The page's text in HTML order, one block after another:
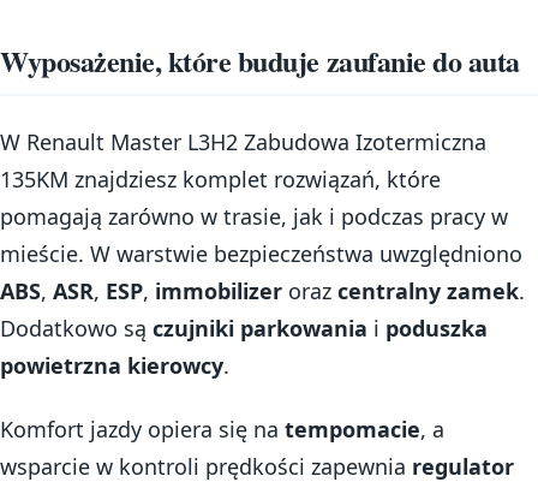
Wyposażenie, które buduje zaufanie do auta
W Renault Master L3H2 Zabudowa Izotermiczna
135KM znajdziesz komplet rozwiązań, które
pomagają zarówno w trasie, jak i podczas pracy w
mieście. W warstwie bezpieczeństwa uwzględniono
ABS, ASR, ESP, immobilizer oraz centralny zamek.
Dodatkowo są czujniki parkowania i poduszka
powietrzna kierowcy.
Komfort jazdy opiera się na tempomacie, a
wsparcie w kontroli prędkości zapewnia regulator